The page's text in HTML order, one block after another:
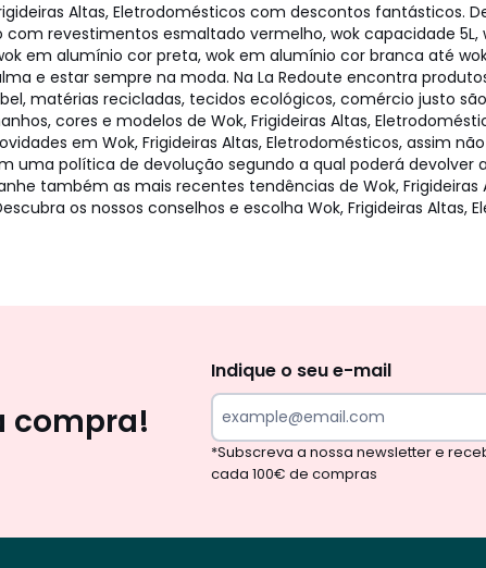
Altas, Eletrodomésticos com descontos fantásticos.
revestimentos esmaltado vermelho, wok capacidade
em alumínio cor preta, wok em alumínio cor branca até
e estar sempre na moda. Na La Redoute encontra
matérias recicladas, tecidos ecológicos, comércio justo
cores e modelos de Wok, Frigideiras Altas,
em Wok, Frigideiras Altas, Eletrodomésticos, assim
uma política de devolução segundo a qual poderá devolver
também as mais recentes tendências de Wok,
os nossos conselhos e escolha Wok, Frigideiras Altas,
compra!
Indique o seu e-mail
*Subscreva a nossa newsletter e
cada 100€ de compras